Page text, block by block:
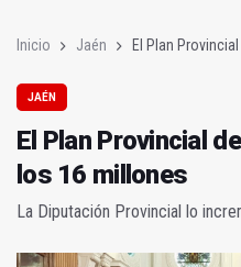
Inicio Jaén El Plan
JAÉN
El Plan Provincial
los 16 millones
La Diputación Provincial lo